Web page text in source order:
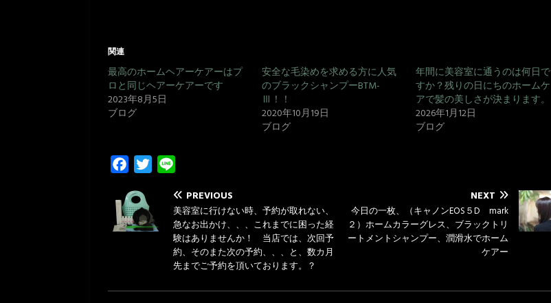
関連
最高のホームヘアーケアーはプ
ロと同じヘアーケアーです
2023年8月5日
ブログ
安全な毛染めを求める方に人気
のブラックシャンプーBTM-
Ⅲ！！
2020年10月19日
ブログ
年間に美容室に通うのは何日で
すか？残りの日にちのホームケ
アで髪の美しさが決まります。
2026年1月12日
ブログ
c
e
b
k
t
t
n
e
PREVIOUS
美容室に行けない時、予約が取れない、
急なお出かけ、、、これまでに困った経
験はありませんか！ 当店では、次回予
約、そのまた次の予約、、、と、数カ月
先までご予約を頂いております。？
NEXT
今日の一枚、（キャノンEOS５D mark
２）ホームカラーグレス、ブラックトリ
ートメントシャンプー、潤滑水でホーム
ケアー